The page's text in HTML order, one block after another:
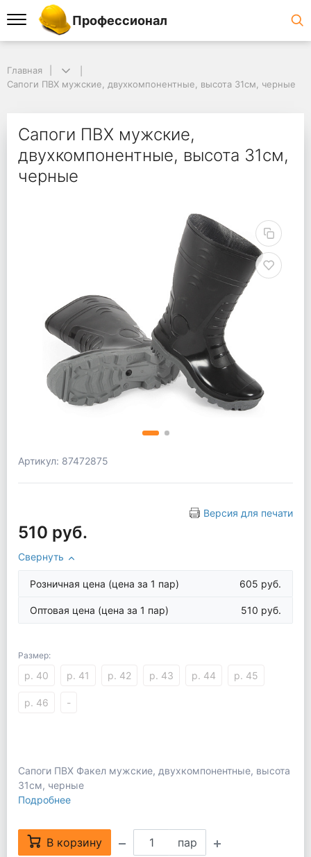
Профессионал
Главная
Сапоги ПВХ мужские, двухкомпонентные, высота 31см, черные
Сапоги ПВХ мужские,
двухкомпонентные, высота 31см,
черные
Артикул: 87472875
Версия для печати
510 руб.
Свернуть
Розничная цена (цена за 1 пар) 605 руб.
Оптовая цена (цена за 1 пар) 510 руб.
Размер:
р. 40 р. 41 р. 42 р. 43 р. 44 р. 45
р. 46 -
Сапоги ПВХ Факел мужские, двухкомпонентные, высота
31см, черные
Подробнее
В корзину пар